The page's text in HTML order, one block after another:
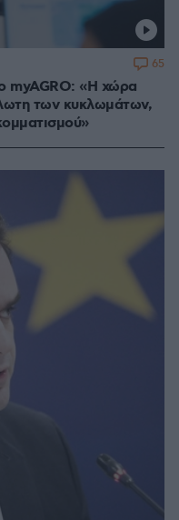
myAGRO: «Η χώρα
των κυκλωμάτων,
65